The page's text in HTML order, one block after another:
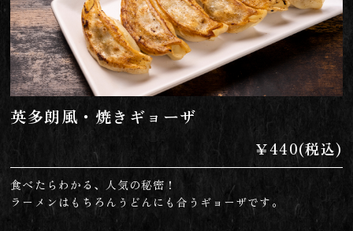
英多朗風・焼きギョーザ
￥440(税込)
食べたらわかる、人気の秘密！
ラーメンはもちろんうどんにも合うギョーザです。